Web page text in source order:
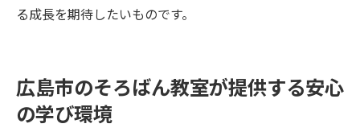
る成長を期待したいものです。
広島市のそろばん教室が提供する安心
の学び環境